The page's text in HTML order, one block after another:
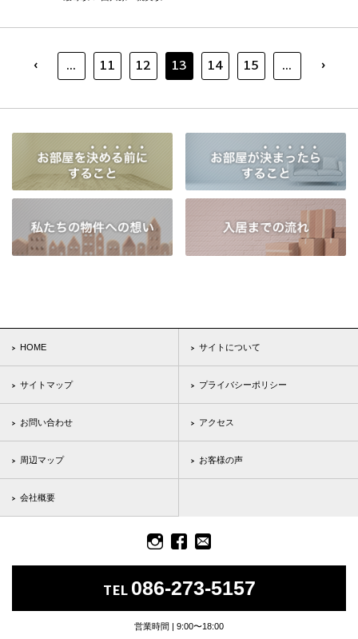
‹ ... 11 12 13 14 15 ... ›
HOME サイトについて
サイトマップ プライバシーポリシー
お問い合わせ アクセス
周辺マップ お客様の声
会社概要
TEL086-273-5157
営業時間 | 9:00〜18:00